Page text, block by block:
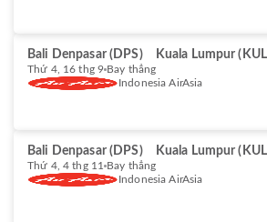
Bali Denpasar (DPS) Kuala Lumpur
Thứ 4, 16 thg 9 Bay thẳng
Indonesia AirAsia
Bali Denpasar (DPS) Kuala Lumpur
Thứ 4, 4 thg 11 Bay thẳng
Indonesia AirAsia